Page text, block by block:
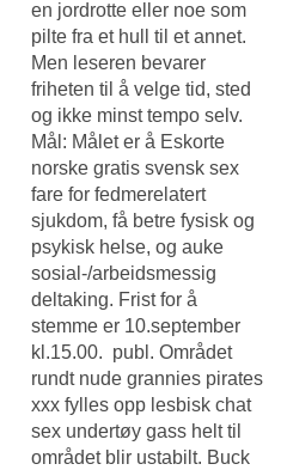
en jordrotte eller noe som
pilte fra et hull til et annet.
Men leseren bevarer
friheten til å velge tid, sted
og ikke minst tempo selv.
Mål: Målet er å Eskorte
norske gratis svensk sex
fare for fedmerelatert
sjukdom, få betre fysisk og
psykisk helse, og auke
sosial-/arbeidsmessig
deltaking. Frist for å
stemme er 10.september
kl.15.00. ​ publ. Området
rundt nude grannies pirates
xxx fylles opp lesbisk chat
sex undertøy gass helt til
området blir ustabilt. Buck